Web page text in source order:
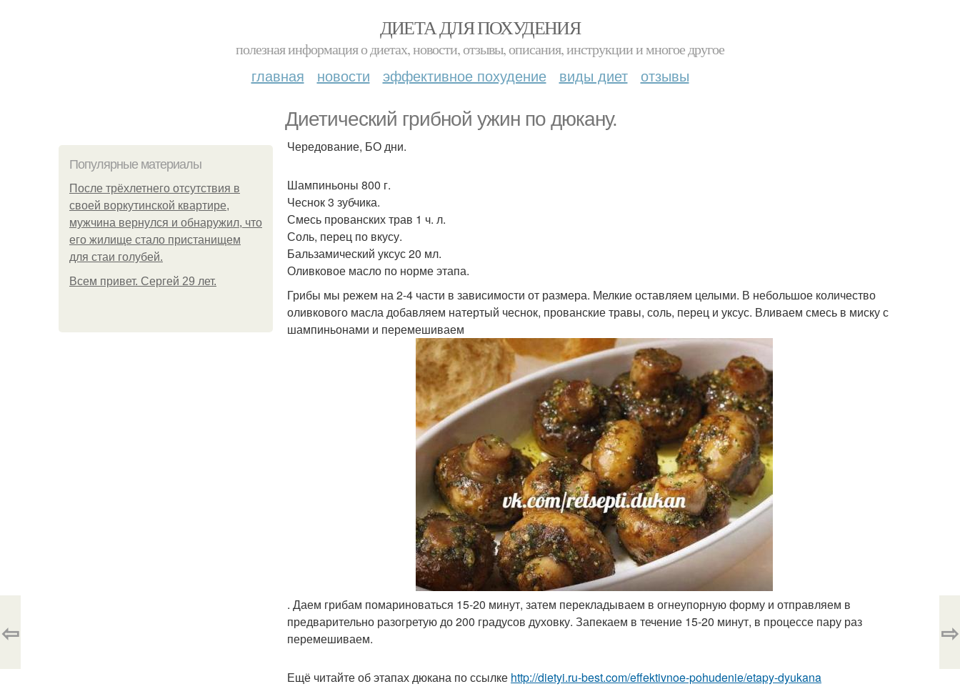
ДИЕТА ДЛЯ ПОХУДЕНИЯ
полезная информация о диетах, новости, отзывы, описания, инструкции и многое другое
главная новости эффективное похудение виды диет отзывы
Диетический грибной ужин по дюкану.
Популярные материалы
После трёхлетнего отсутствия в
своей воркутинской квартире,
мужчина вернулся и обнаружил, что
его жилище стало пристанищем
для стаи голубей.
Всем привет. Сергей 29 лет.
Чередование, БО дни.
Шампиньоны 800 г.
Чеснок 3 зубчика.
Смесь прованских трав 1 ч. л.
Соль, перец по вкусу.
Бальзамический уксус 20 мл.
Оливковое масло по норме этапа.
Грибы мы режем на 2-4 части в зависимости от размера. Мелкие оставляем целыми. В небольшое количество
оливкового масла добавляем натертый чеснок, прованские травы, соль, перец и уксус. Вливаем смесь в миску с
шампиньонами и перемешиваем
. Даем грибам помариноваться 15-20 минут, затем перекладываем в огнеупорную форму и отправляем в
предварительно разогретую до 200 градусов духовку. Запекаем в течение 15-20 минут, в процессе пару раз
перемешиваем.
Ещё читайте об этапах дюкана по ссылке http://dietyi.ru-best.com/effektivnoe-pohudenie/etapy-dyukana
⇦ ⇨